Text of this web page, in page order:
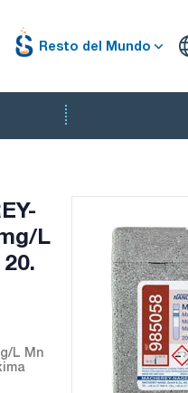
Resto del Mundo
L
L Mn